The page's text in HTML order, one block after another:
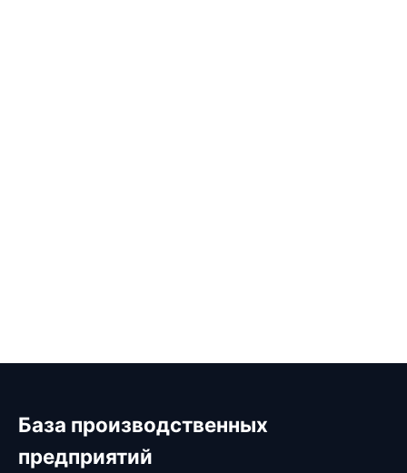
База производственных
предприятий